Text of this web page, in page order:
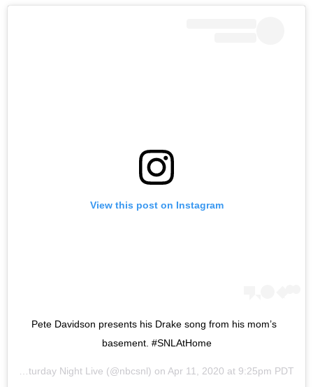
View this post on Instagram
Pete Davidson presents his Drake song from his mom’s
basement. #SNLAtHome
Saturday Night Live (@nbcsnl) on Apr 11, 2020 at 9:25pm PDT